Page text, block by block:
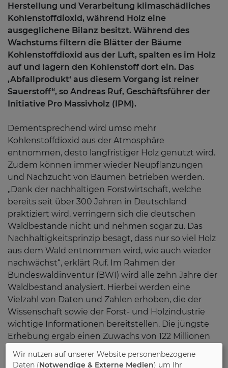
Herstellung und Verarbeitung klimaschädliches
Kohlenstoffdioxid, während Holz eine
ausgeglichene Bilanz besitzt. Während des
Wachstums filtern die Blätter der Bäume
Kohlenstoffdioxid aus der Luft, spalten es im Holz
auf und lagern den Kohlenstoff dort ein. Das
‚Abfallprodukt‘ aus diesem Vorgang ist reiner
Sauerstoff“, so Andreas Ruf, Geschäftsführer der
Initiative Pro Massivholz (IPM).
Dementsprechend wird umso mehr
Kohlenstoffdioxid aus der Atmosphäre
entnommen, desto langfristiger Holz genutzt wird.
Zudem können immer wieder Neupflanzungen
und Nachzucht von Bäumen betrieben werden.
„Dank der nachhaltigen Forstwirtschaft, welche
bereits seit über 300 Jahren in Deutschland
praktiziert wird, verringern sich die deutschen
Waldbestände nicht und nehmen sogar zu. Das
Nachhaltigkeitsprinzip besagt, dass nur so viel Holz
aus dem Wald entnommen wird, wie auch wieder
nachwächst“, erklärt Ruf. Im Rahmen der
Bundeswaldinventur (BWI) wird alle zehn Jahre der
Waldbestand analysiert. Hierbei werden eine
Vielzahl von Daten und Zahlen erhoben, die der
Wissenschaft sowie der Forst- und Holzindustrie
wichtige Informationen bereitstellen. Die jüngste
Erhebung ergab einen Zuwachs von 122 Millionen
Kubikmeter geerntet wurden. Somit beläuft sich
Wir nutzen auf unserer Website personenbezogene
Daten (Notwendige & Externe Medien) um Ihr